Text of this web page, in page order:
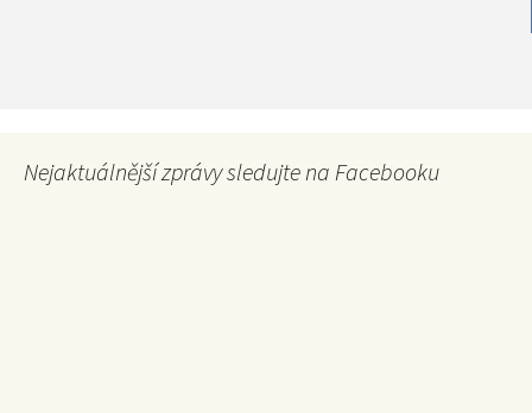
Nejaktuálnější zprávy sledujte na Facebooku